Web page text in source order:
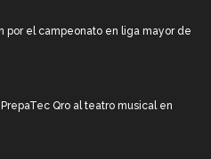
por el campeonato en liga mayor de
Qro al teatro musical en